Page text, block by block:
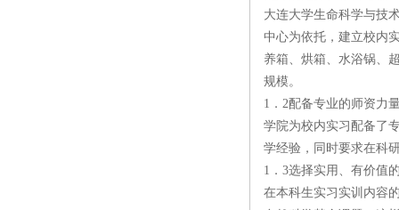
大连大学生命科学与技
中心为依托，建立校内
养箱、烘箱、水浴锅、
规模。
1．2配备专业的师资力
学院为校内实习配备了
学经验，同时要求在科
1．3选择实用、有价值
在本科生实习实训内容